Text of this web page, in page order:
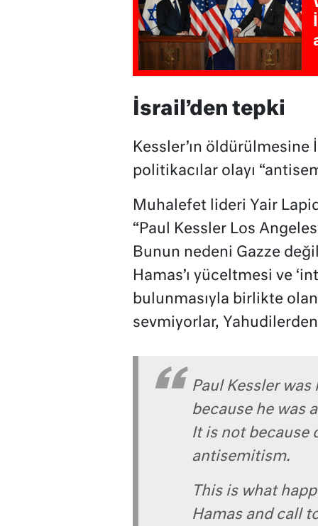
İsrail’den tepki
Kessler’ın
politikacılar olayı
Muhalefet lideri Yair
“Paul Kessler Los
Bunun nedeni Gazze
Hamas’ı yüceltmesi ve
bulunmasıyla birlikte
sevmiyorlar,
Paul Kessler
because he was
It is not because
antisemitism.
This is what
Hamas and call